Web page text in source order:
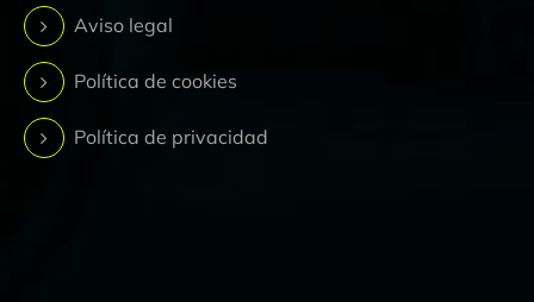
Aviso legal
Política de cookies
Política de privacidad